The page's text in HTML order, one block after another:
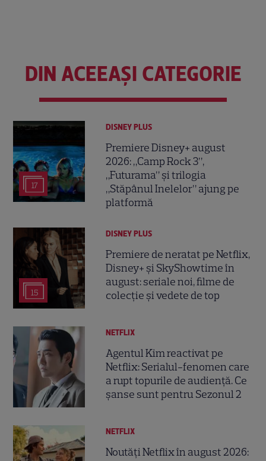
DIN ACEEAȘI CATEGORIE
17
DISNEY PLUS
Premiere Disney+ august
2026: „Camp Rock 3”,
„Futurama” și trilogia
„Stăpânul Inelelor” ajung pe
platformă
15
DISNEY PLUS
Premiere de neratat pe Netflix,
Disney+ și SkyShowtime în
august: seriale noi, filme de
colecție și vedete de top
NETFLIX
Agentul Kim reactivat pe
Netflix: Serialul-fenomen care
a rupt topurile de audiență. Ce
șanse sunt pentru Sezonul 2
NETFLIX
Noutăți Netflix în august 2026: